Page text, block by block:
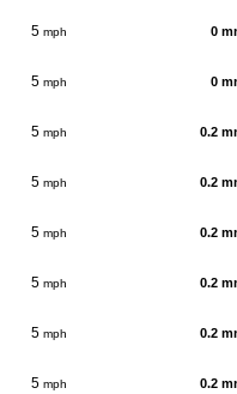
5 mph 0
5 mph 0
5 mph 0.2
5 mph 0.2
5 mph 0.2
5 mph 0.2
5 mph 0.2
5 mph 0.2